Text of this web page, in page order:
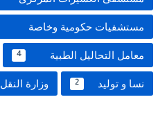
مستشفيات حكومية وخاصة
معامل التحاليل الطبية 4
نسا و توليد 2 وزارة النقل